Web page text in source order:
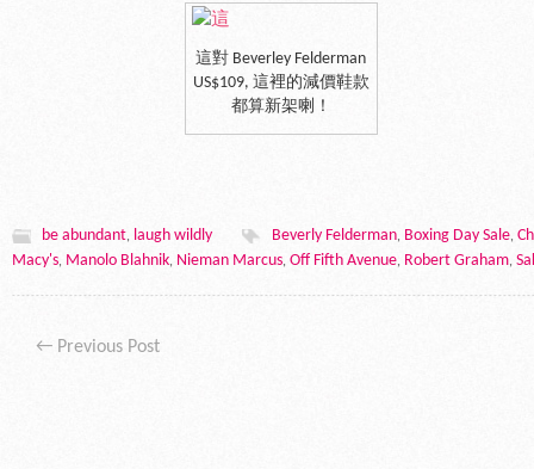
這對 Beverley Felderman
US$109, 這裡的減價鞋款
都算新架喇！
be abundant, laugh wildly Beverly Felderman, Boxing Day Sale,
Macy's, Manolo Blahnik, Nieman Marcus, Off Fifth Avenue, Robert Graham,
Post navigation
← Previous Post